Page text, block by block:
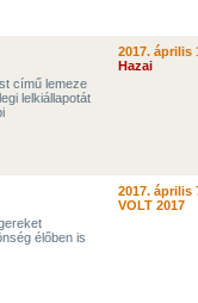
című lemeze
lelkiállapotát
2017. április
Hazai
élőben is
2017. április
VOLT 2017